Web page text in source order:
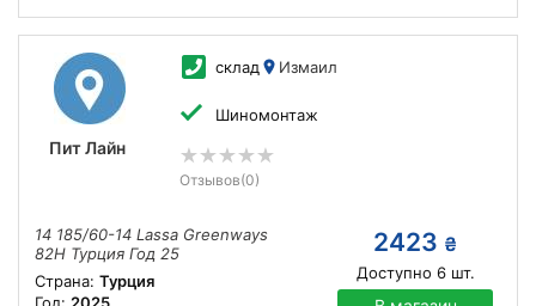
Пит Лайн
склад Измаил
Шиномонтаж
Отзывов(0)
14 185/60-14 Lassa Greenways
82H Турция Год 25
Страна: Турция
2423 ₴
Доступно 6шт.